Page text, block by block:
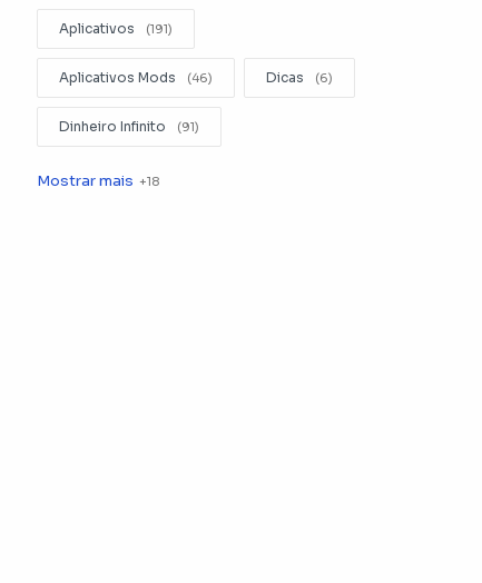
Aplicativos
Aplicativos Mods Dicas
Dinheiro Infinito
Editar Videos